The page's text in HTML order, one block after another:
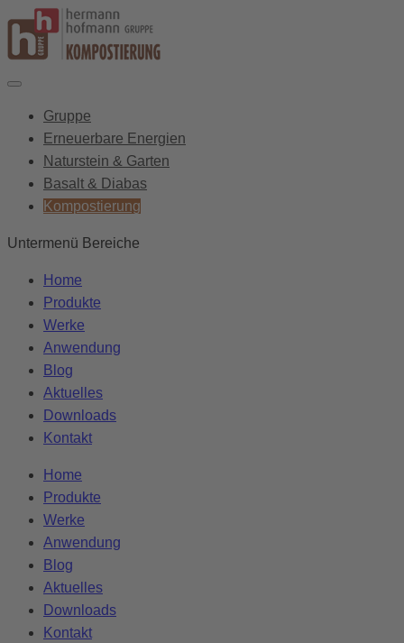
Gruppe
Erneuerbare Energien
Naturstein & Garten
Basalt & Diabas
Kompostierung
Untermenü Bereiche
Home
Produkte
Werke
Anwendung
Blog
Aktuelles
Downloads
Kontakt
Home
Produkte
Werke
Anwendung
Blog
Aktuelles
Downloads
Kontakt